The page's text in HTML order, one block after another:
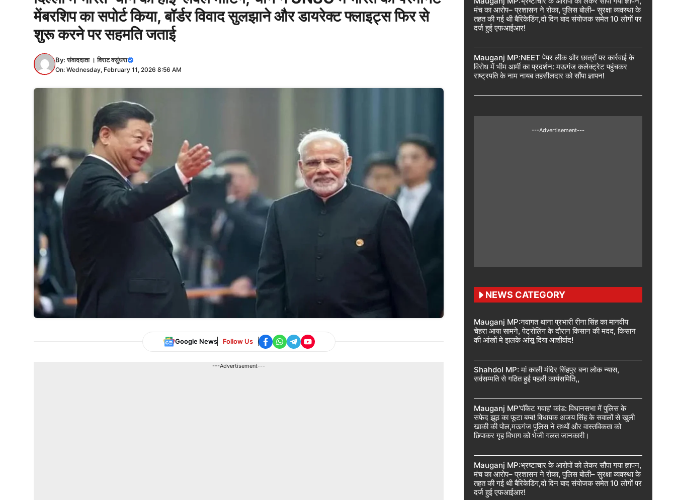
मेंबरशिप का सपोर्ट किया, बॉर्डर विवाद सुलझाने और डायरेक्ट फ्लाइट्स फिर से
शुरू करने पर सहमति जताई
By:संवाददाता । विराट वसुंधरा
On: Wednesday, February 11, 2026 8:56 AM
Google News Follow Us
---Advertisement---
मंच का आरोप– प्रशासन ने रोका, पुलिस बोली– सुरक्षा व्यवस्था के
तहत की गई थी बैरिकेडिंग,दो दिन बाद संयोजक समेत 10 लोगों पर
दर्ज हुई एफआईआर!
Mauganj MP:NEET पेपर लीक और छात्रों पर कार्रवाई के
विरोध में भीम आर्मी का प्रदर्शन: मऊगंज कलेक्ट्रेट पहुंचकर
राष्ट्रपति के नाम नायब तहसीलदार को सौंपा ज्ञापन!
---Advertisement---
NEWS CATEGORY
Mauganj MP:नवागत थाना प्रभारी रीना सिंह का मानवीय
चेहरा आया सामने, पेट्रोलिंग के दौरान किसान की मदद, किसान
की आंखों मे झलके आंसू दिया आशीर्वाद!
Shahdol MP: मां काली मंदिर सिंहपुर बना लोक न्यास,
सर्वसम्मति से गठित हुई पहली कार्यसमिति,,
Mauganj MP’पॉकेट गवाह’ कांड: विधानसभा में पुलिस के
सफेद झूठ का फूटा बम्ब! विधायक अजय सिंह के सवालों से खुली
खाकी की पोल,मऊगंज पुलिस ने तथ्यों और वास्तविकता को
छिपाकर गृह विभाग को भेजी गलत जानकारी।
Mauganj MP:भ्रष्टाचार के आरोपों को लेकर सौंपा गया ज्ञापन,
मंच का आरोप– प्रशासन ने रोका, पुलिस बोली– सुरक्षा व्यवस्था के
तहत की गई थी बैरिकेडिंग,दो दिन बाद संयोजक समेत 10 लोगों पर
दर्ज हुई एफआईआर!